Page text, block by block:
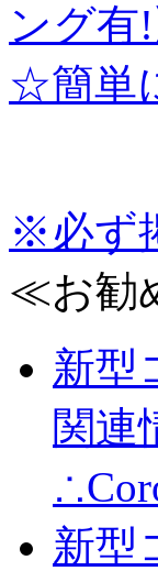
ング有!
☆簡単
※必ず
≪お勧
新型
関連
新型